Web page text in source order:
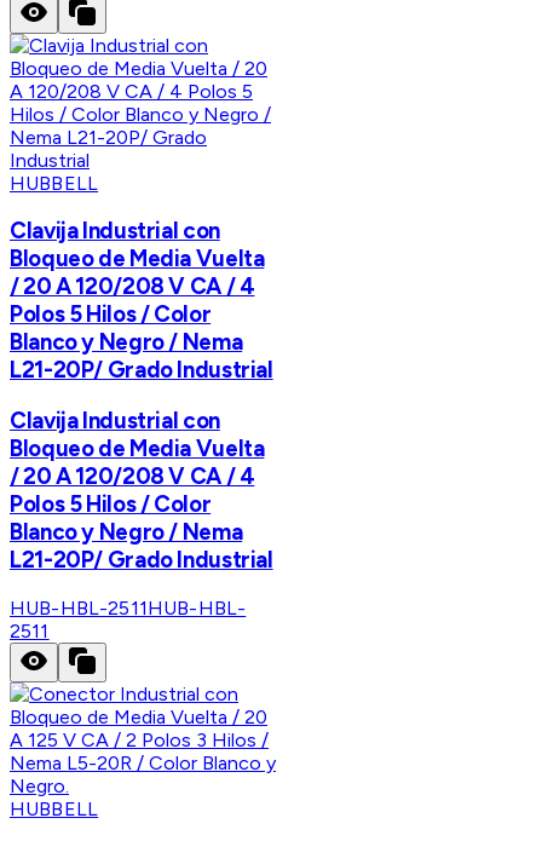
HUBBELL
Clavija Industrial con
Bloqueo de Media Vuelta
/ 20 A 120/208 V CA / 4
Polos 5 Hilos / Color
Blanco y Negro / Nema
L21-20P/ Grado Industrial
Clavija Industrial con
Bloqueo de Media Vuelta
/ 20 A 120/208 V CA / 4
Polos 5 Hilos / Color
Blanco y Negro / Nema
L21-20P/ Grado Industrial
HUB-HBL-2511HUB-HBL-
2511
HUBBELL